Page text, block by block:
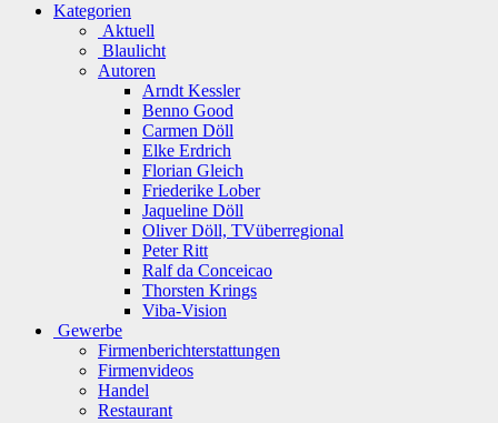
Kategorien
Aktuell
Blaulicht
Autoren
Arndt Kessler
Benno Good
Carmen Döll
Elke Erdrich
Florian Gleich
Friederike Lober
Jaqueline Döll
Oliver Döll, TVüberregional
Peter Ritt
Ralf da Conceicao
Thorsten Krings
Viba-Vision
Gewerbe
Firmenberichterstattungen
Firmenvideos
Handel
Restaurant